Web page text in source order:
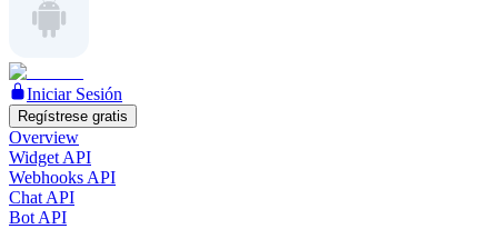
Iniciar Sesión
Regístrese gratis
Overview
Widget API
Webhooks API
Chat API
Bot API